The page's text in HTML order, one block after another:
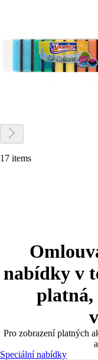
17 items
nabídky v
platná,
Pro zobrazení platných
Speciální nabídky